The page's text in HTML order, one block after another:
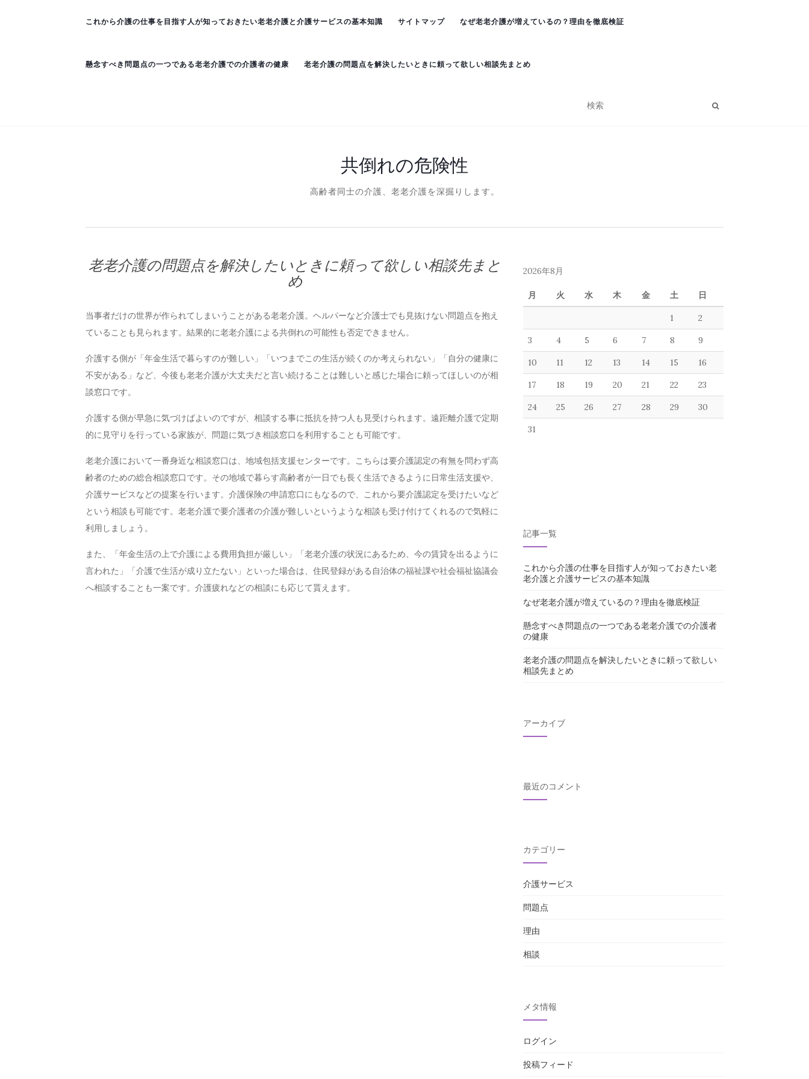
これから介護の仕事を目指す人が知っておきたい老老介護と介護サービスの基本知識 サイトマップ なぜ老老介護が増えているの？理由を徹底検証
懸念すべき問題点の一つである老老介護での介護者の健康 老老介護の問題点を解決したいときに頼って欲しい相談先まとめ
共倒れの危険性
高齢者同士の介護、老老介護を深掘りします。
老老介護の問題点を解決したいときに頼って欲しい相談先まと
め
当事者だけの世界が作られてしまいうことがある老老介護。ヘルパーなど介護士でも見抜けない問題点を抱え
ていることも見られます。結果的に老老介護による共倒れの可能性も否定できません。
介護する側が「年金生活で暮らすのが難しい」「いつまでこの生活が続くのか考えられない」「自分の健康に
不安がある」など、今後も老老介護が大丈夫だと言い続けることは難しいと感じた場合に頼ってほしいのが相
談窓口です。
介護する側が早急に気づけばよいのですが、相談する事に抵抗を持つ人も見受けられます。遠距離介護で定期
的に見守りを行っている家族が、問題に気づき相談窓口を利用することも可能です。
老老介護において一番身近な相談窓口は、地域包括支援センターです。こちらは要介護認定の有無を問わず高
齢者のための総合相談窓口です。その地域で暮らす高齢者が一日でも長く生活できるように日常生活支援や、
介護サービスなどの提案を行います。介護保険の申請窓口にもなるので、これから要介護認定を受けたいなど
という相談も可能です。老老介護で要介護者の介護が難しいというような相談も受け付けてくれるので気軽に
利用しましょう。
また、「年金生活の上で介護による費用負担が厳しい」「老老介護の状況にあるため、今の賃貸を出るように
言われた」「介護で生活が成り立たない」といった場合は、住民登録がある自治体の福祉課や社会福祉協議会
へ相談することも一案です。介護疲れなどの相談にも応じて貰えます。
2026年8月
月 火 水 木 金 土 日
1 2
3 4 5 6 7 8 9
10 11 12 13 14 15 16
17 18 19 20 21 22 23
24 25 26 27 28 29 30
31
記事一覧
これから介護の仕事を目指す人が知っておきたい老
老介護と介護サービスの基本知識
なぜ老老介護が増えているの？理由を徹底検証
懸念すべき問題点の一つである老老介護での介護者
の健康
老老介護の問題点を解決したいときに頼って欲しい
相談先まとめ
アーカイブ
最近のコメント
カテゴリー
介護サービス
問題点
理由
相談
メタ情報
ログイン
投稿フィード